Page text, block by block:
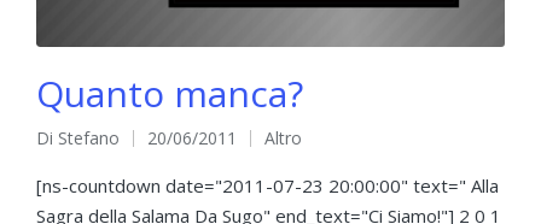
Quanto manca?
Pubblicato
da
Di Stefano 20/06/2011
Pubblicato
in
Altro
[ns-countdown date="2011-07-23 20:00:00" text=" Alla
Sagra della Salama Da Sugo" end_text="Ci Siamo!"] 2 0 1